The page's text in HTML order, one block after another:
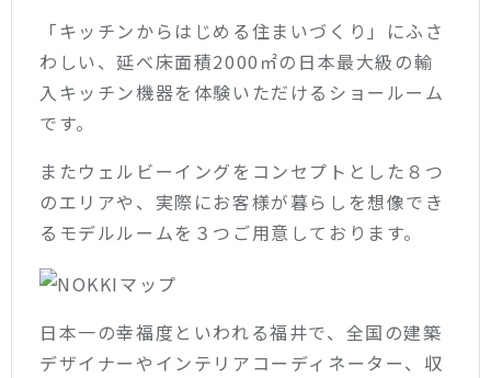
「キッチンからはじめる住まいづくり」にふさ
わしい、延べ床面積2000㎡の日本最大級の輸
入キッチン機器を体験いただけるショールーム
です。
またウェルビーイングをコンセプトとした８つ
のエリアや、実際にお客様が暮らしを想像でき
るモデルルームを３つご用意しております。
日本一の幸福度といわれる福井で、全国の建築
デザイナーやインテリアコーディネーター、収